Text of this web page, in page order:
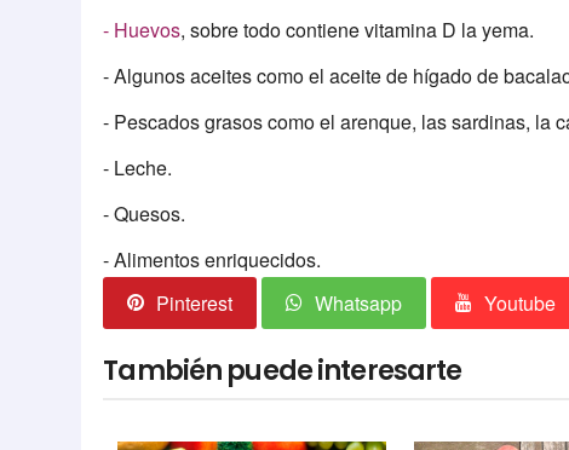
- Huevos, sobre todo contiene vitamina D la yema.
- Algunos aceites como el aceite de hígado de
- Pescados grasos como el arenque, las sardinas, la
- Leche.
- Quesos.
- Alimentos enriquecidos.
Pinterest
Whatsapp Youtube
También puede interesarte